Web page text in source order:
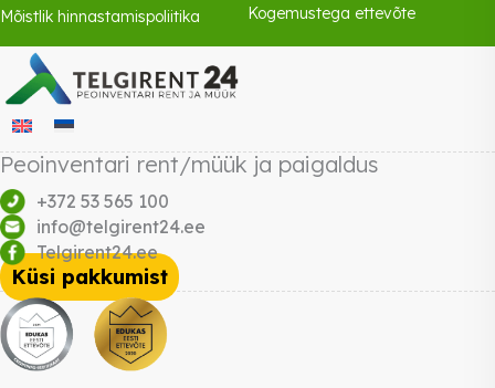
Mõistlik hinnastamispoliitika
Kogemustega ettevõte
Peoinventari rent/müük ja paigaldus
+372 53 565 100
info@telgirent24.ee
Telgirent24.ee
Küsi pakkumist